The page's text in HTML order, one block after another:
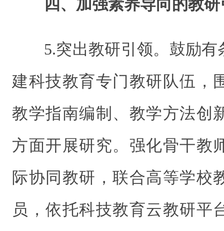
四、加强素养导向的教
5.突出教研引领。鼓励
建科技教育专门教研队伍，
教学指南编制、教学方法创
方面开展研究。强化骨干教
际协同教研，联合高等学校
员，依托科技教育云教研平